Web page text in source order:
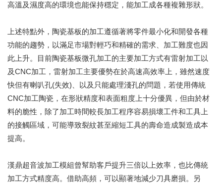
高溫及濕度高的環境也能保持穩定，能加工成各種複雜形狀。
上述特點外，陶瓷基板的加工遵循著將零件最小化和開發各種
功能的趨勢，以滿足市場對輕巧和精確的需求、加工難度也因
此上升。目前陶瓷基板微孔加工的主要加工方式有雷射加工以
及CNC加工，雷射加工主要優勢在於高速高效率上，雖然速度
快但有喇叭孔(失效)、以及只能處理淺孔的問題，若使用傳統
CNC加工陶瓷，在形狀精度和表面粗度上十分優異，但由於材
料的脆性，除了加工時間較長加工程序容易損壞工件和工具上
的接觸區域，可能導致裂紋甚至縮短工具的壽命造成製造成本
提高。
漢鼎超音波加工模組曾幫助客戶提升三倍以上效率，也比傳統
加工方式精度高。借助高頻，可以顯著地減少刀具磨損。另